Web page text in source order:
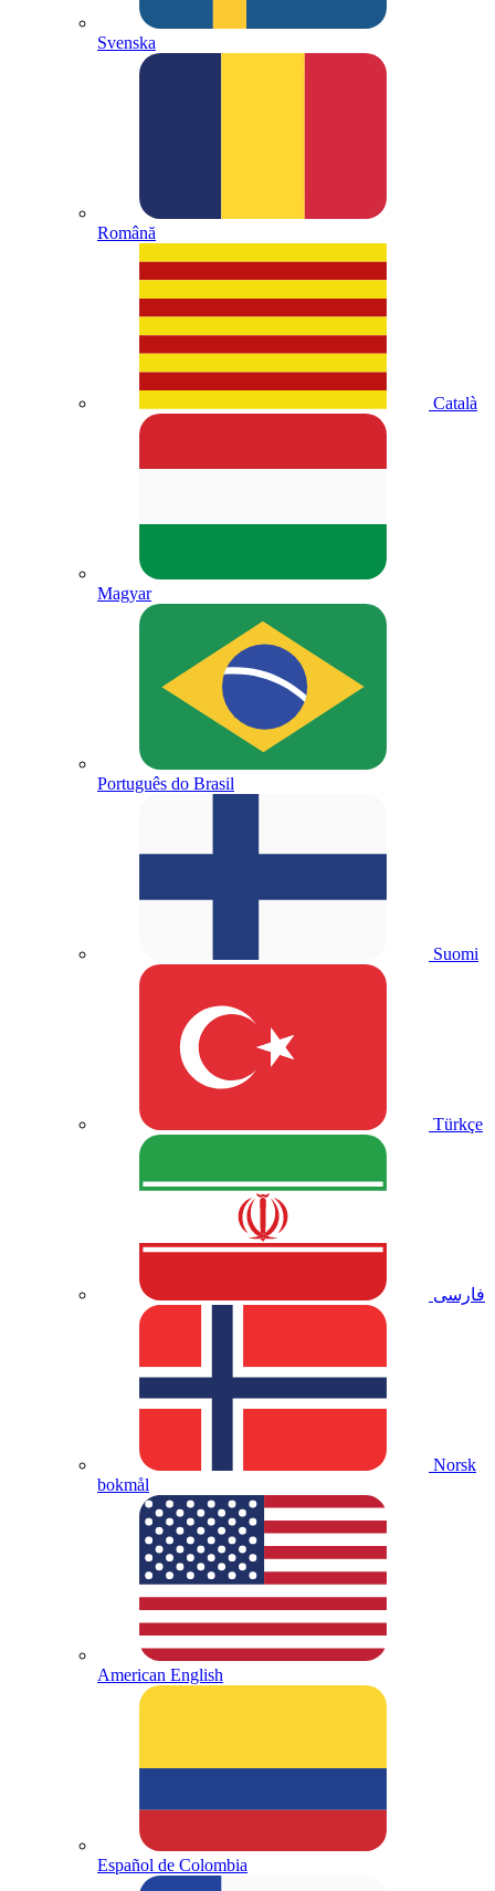
Svenska
Română
Català
Magyar
Português do Brasil
Suomi
Türkçe
فارسی
Norsk
bokmål
American English
Español de Colombia